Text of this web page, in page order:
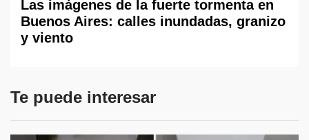
Las imágenes de la fuerte tormenta en
Buenos Aires: calles inundadas, granizo
y viento
Te puede interesar